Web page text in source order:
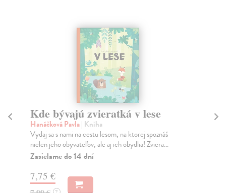
Kde bývajú zvieratká v lese
Hanáčková Pavla| Kniha
Vydaj sa s nami na cestu lesom, na ktorej spoznáš
nielen jeho obyvateľov, ale aj ich obydlia! Zviera...
Zasielame do 14 dní
7,75 €